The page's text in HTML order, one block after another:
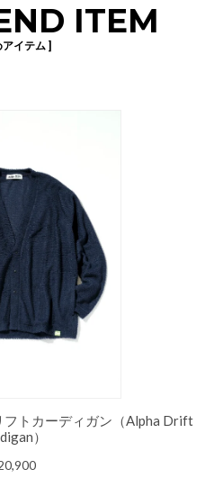
ITEM
イテム ]